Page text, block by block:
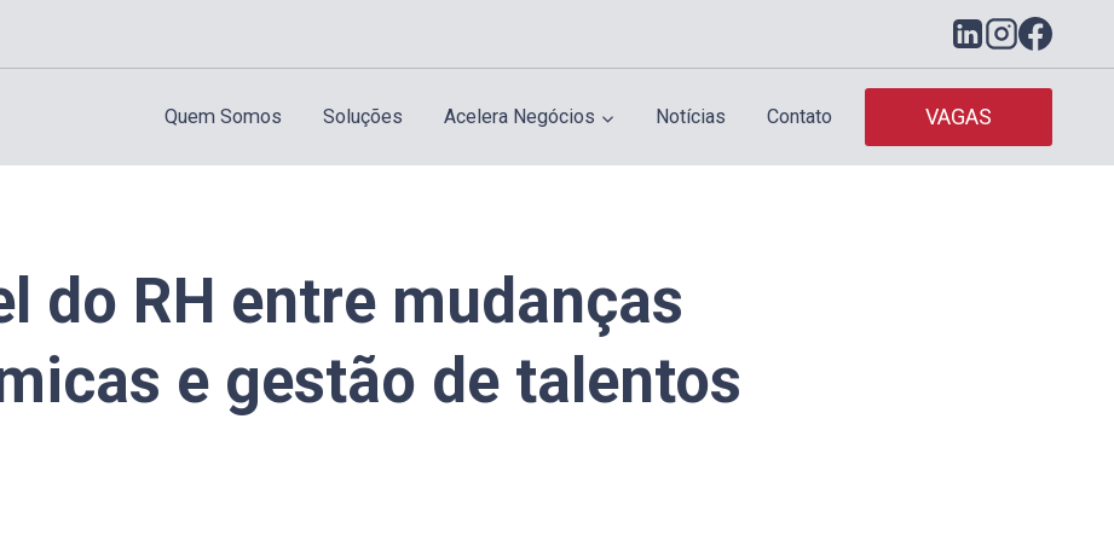
Quem Somos Soluções Acelera Negócios Notícias Contato VAGAS
do RH entre mudanças
e gestão de talentos